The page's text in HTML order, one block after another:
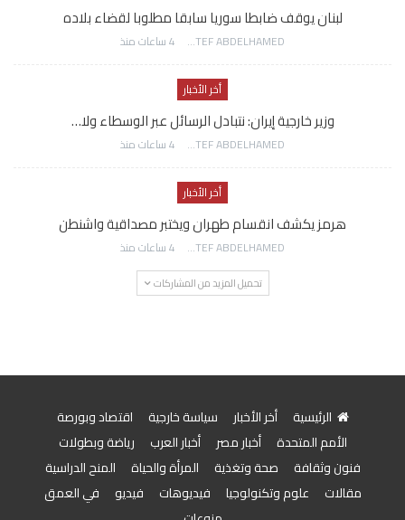
لبنان يوقف ضابطا سوريا سابقا مطلوبا لقضاء بلاده
AWATEF ABDELHAMED 4 ساعات منذ
أخر الأخبار
وزير خارجية إيران: نتبادل الرسائل عبر الوسطاء ولا…
AWATEF ABDELHAMED 4 ساعات منذ
أخر الأخبار
هرمز يكشف انقسام طهران ويختبر مصداقية واشنطن
AWATEF ABDELHAMED 4 ساعات منذ
تحميل المزيد من المشاركات
الرئيسية أخر الأخبار سياسة خارجية
اقتصاد وبورصة
الأمم المتحدة
أخبار مصر أخبار العرب
رياضة وبطولات
فنون وثقافة
صحة وتغذية المرأة والحياة
المنح الدراسية
مقالات
علوم وتكنولوجيا فيديوهات فيديو
في العمق